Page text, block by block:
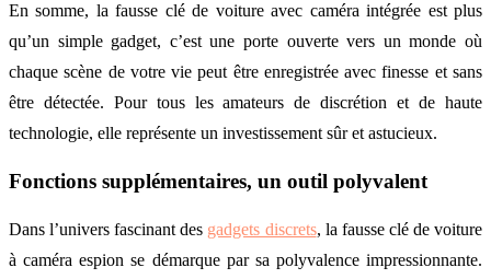
En somme, la fausse clé de voiture avec caméra intégrée est plus
qu’un simple gadget, c’est une porte ouverte vers un monde où
chaque scène de votre vie peut être enregistrée avec finesse et sans
être détectée. Pour tous les amateurs de discrétion et de haute
technologie, elle représente un investissement sûr et astucieux.
Fonctions supplémentaires, un outil polyvalent
Dans l’univers fascinant des gadgets discrets, la fausse clé de voiture
à caméra espion se démarque par sa polyvalence impressionnante.